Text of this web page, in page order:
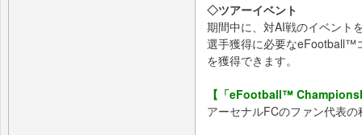
◇ツアーイベント
期間中に、対AI戦のイベント
選手獲得に必要なeFootball™
を獲得できます。
【「eFootball™
アーセナルFCのファン代表